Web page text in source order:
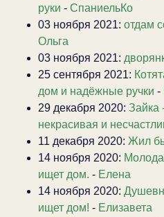
руки - СпаниельКо
03 ноября 2021: отдам
Ольга
03 ноября 2021:
25 сентября 2021:
дом и надёжные ручки -
29 декабря 2020: Зайка
некрасивая и
11 декабря 2020: Жил
14 ноября 2020:
ищет дом. - Елена
14 ноября 2020:
ищет дом! - Елизавета